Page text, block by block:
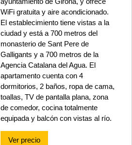
WiFi gratuita y aire acondicionado.
El establecimiento tiene vistas a la
ciudad y está a 700 metros del
monasterio de Sant Pere de
Galligants y a 700 metros de la
Agencia Catalana del Agua. El
apartamento cuenta con 4
dormitorios, 2 baños, ropa de cama,
toallas, TV de pantalla plana, zona
de comedor, cocina totalmente
equipada y balcón con vistas al río.
Ver precio